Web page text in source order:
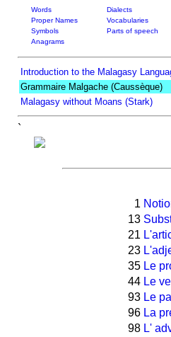
Words Dialects
Proper Names
Vocabularies
Symbols
Parts of speech
Anagrams
Introduction to the Malagasy
Grammaire Malgache (Caussèque)
Malagasy without Moans (Stark)
`
1
13
21
23
35 Le
44 Le
93 Le
96 La
98 L'